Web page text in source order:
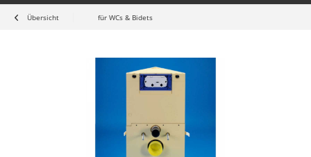
Übersicht für WCs & Bidets